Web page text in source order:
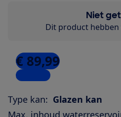
Niet
Dit product
€ 89,99
2 winkels
Type kan: Glazen kan